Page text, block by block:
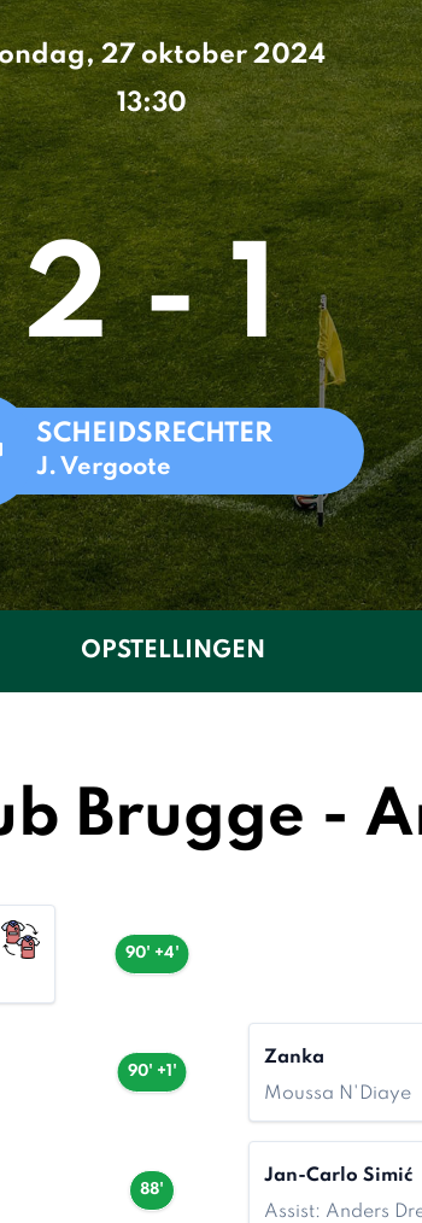
27 oktober 2024
13:30
2 - 1
SCHEIDSRECHTER
J. Vergoote
OPSTELLINGEN
Brugge -
90' +4'
90' +1'
Zanka
Moussa N'Diaye
88'
Jan-Carlo Simić
Assist: Anders